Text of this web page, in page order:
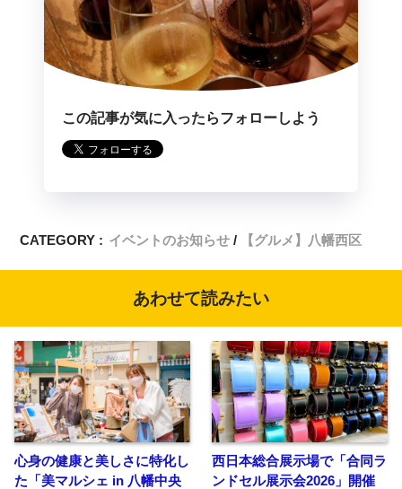
この記事が気に入ったらフォローしよう
CATEGORY : イベントのお知らせ 【グルメ】八幡西区
あわせて読みたい
心身の健康と美しさに特化し
た「美マルシェ in 八幡中央
西日本総合展示場で「合同ラ
ンドセル展示会2026」開催